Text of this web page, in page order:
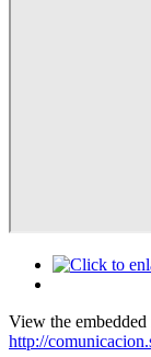
View the
http://